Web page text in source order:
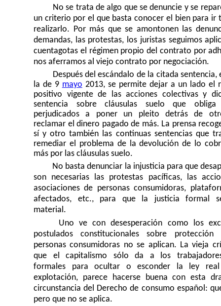
No se trata de algo que se denuncie y se
un criterio por el que basta conocer el bien para ir
realizarlo. Por más que se amontonen las
demandas, las protestas, los juristas seguimos
cuentagotas el régimen propio del contrato por
nos aferramos al viejo contrato por negociación.
Después del escándalo de la citada sentencia,
la de 9 mayo 2013, se permite dejar a un lado el
positivo vigente de las acciones colectivas y
sentencia sobre cláusulas suelo que
perjudicados a poner un pleito detrás de
reclamar el dinero pagado de más. La prensa
sí y otro también las continuas sentencias que
remediar el problema de la devolución de lo
más por las cláusulas suelo.
No basta denunciar la injusticia para que
son necesarias las protestas pacíficas, las
asociaciones de personas consumidoras,
afectados, etc., para que la justicia formal
material.
Uno ve con desesperación como los
postulados constitucionales sobre
personas consumidoras no se aplican. La vieja
que el capitalismo sólo da a los
formales para ocultar o esconder la ley
explotación, parece hacerse buena con esta
circunstancia del Derecho de consumo español:
pero que no se aplica.